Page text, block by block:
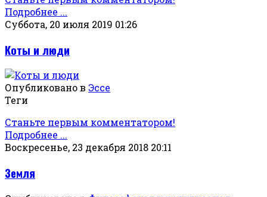
Подробнее ...
Суббота, 20 июля 2019 01:26
Коты и люди
Опубликовано в Эссе
Теги
Станьте первым комментатором!
Подробнее ...
Воскресенье, 23 декабря 2018 20:11
Земля